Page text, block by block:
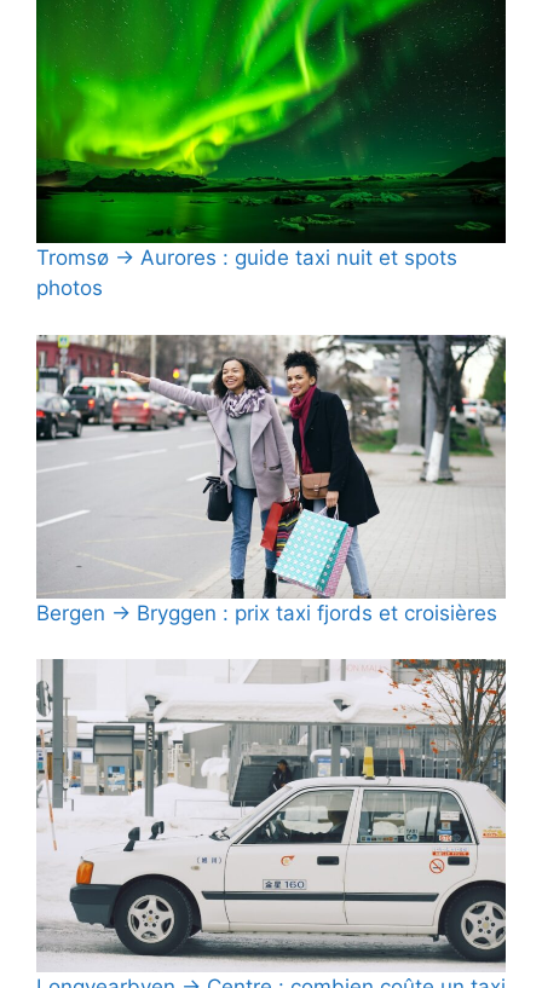
Tromsø → Aurores : guide taxi nuit et spots
photos
Bergen → Bryggen : prix taxi fjords et croisières